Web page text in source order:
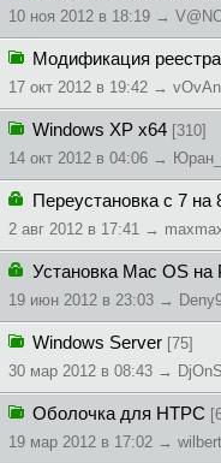
10 ноя 2012 в 18:19 →
Модификация
17 окт 2012 в 19:42 →
Windows XP x64 [310]
14 окт 2012 в 04:06 →
Переустановка с 7 на
2 авг 2012 в 17:41 →
Установка Mac OS на
19 июн 2012 в 23:03 →
Windows Server [75]
30 мар 2012 в 08:43 →
Оболочка для HTPC
19 мар 2012 в 17:02 →